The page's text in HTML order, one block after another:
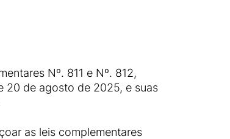
Nº. 811 e Nº. 812,
20 de agosto de 2025, e suas
as leis complementares